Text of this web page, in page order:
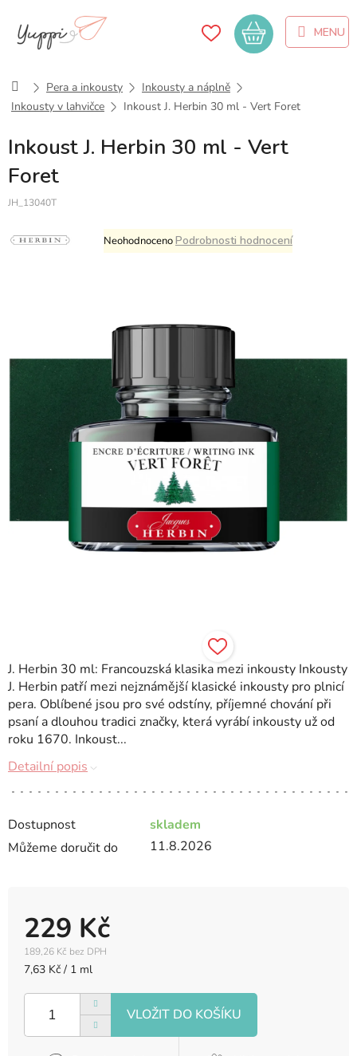
obsah
Nákupní
košík
DomůPera a inkousty
Inkousty a náplně
Inkousty v lahvičce
Inkoust J. Herbin 30 ml - Vert Foret
Inkoust J. Herbin 30 ml - Vert
Foret
JH_13040T
Průměrné
hodnocení
hvězdiček.
NeohodnocenoPodrobnosti hodnocení
Dostupnost
skladem
Můžeme doručit do
11.8.2026
229 Kč
189,26 Kč bez DPH
Měrná
7,63 Kč / 1 ml
J. Herbin 30 ml: Francouzská klasika mezi inkousty Inkousty
J. Herbin patří mezi nejznámější klasické inkousty pro plnicí
pera. Oblíbené jsou pro své odstíny, příjemné chování při
psaní a dlouhou tradici značky, která vyrábí inkousty už od
roku 1670. Inkoust...
Detailní popis